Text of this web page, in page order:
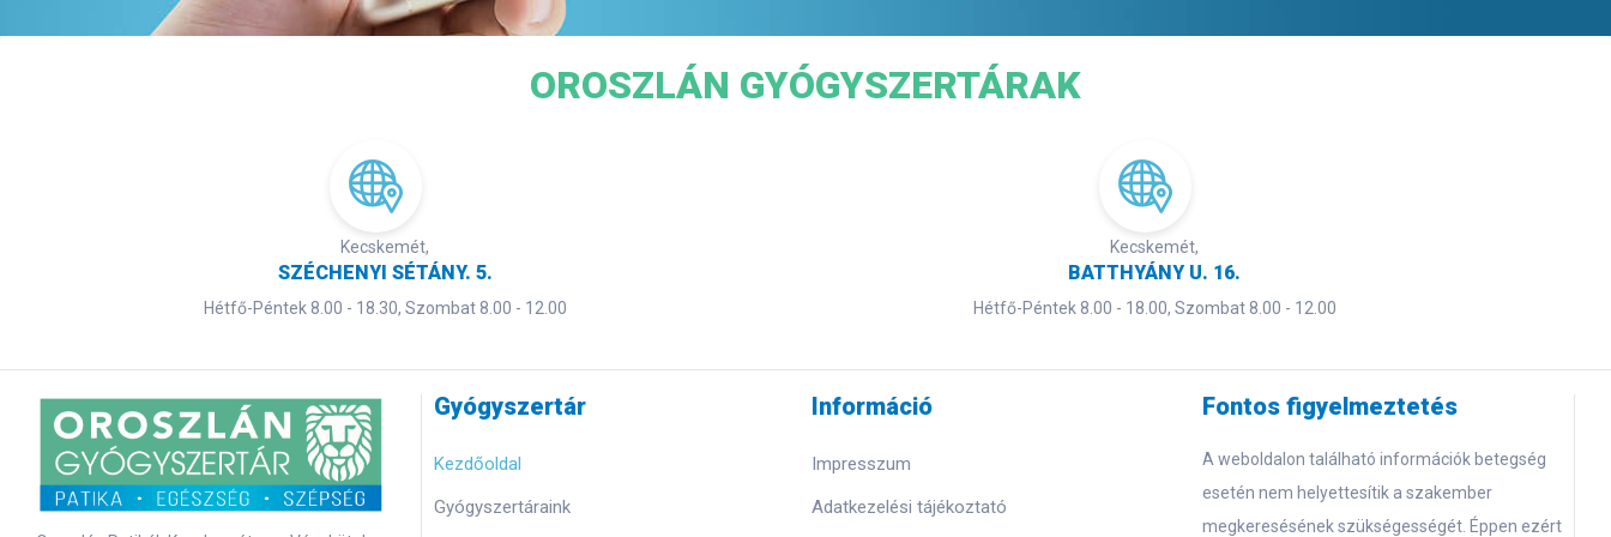
OROSZLÁN GYÓGYSZERTÁRAK
Kecskemét,
SZÉCHENYI SÉTÁNY. 5.
Hétfő-Péntek 8.00 - 18.30, Szombat 8.00 - 12.00
Kecskemét,
BATTHYÁNY U. 16.
Hétfő-Péntek 8.00 - 18.00, Szombat 8.00 - 12.00
Gyógyszertár
Kezdőoldal
Gyógyszertáraink
Információ
Impresszum
Adatkezelési tájékoztató
Fontos figyelmeztetés
A weboldalon található információk betegség
esetén nem helyettesítik a szakember
megkeresésének szükségességét. Éppen ezért